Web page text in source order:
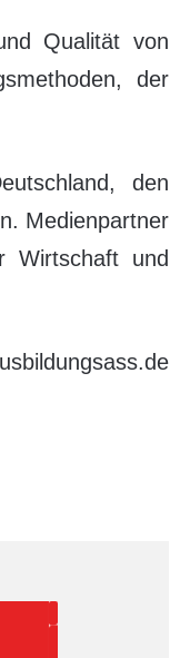
Qualität von
der
den
Medienpartner
Wirtschaft und